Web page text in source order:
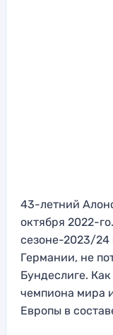
43-летний
октября 2022-
сезоне-2023/24
Германии, не
Бундеслиге.
чемпиона мира
Европы в